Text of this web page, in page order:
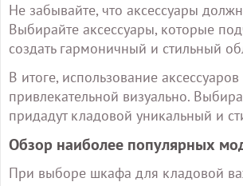
Не забывайте, что аксессуары
Выбирайте аксессуары, которые
создать гармоничный и стильный
В итоге, использование
привлекательной визуально.
придадут кладовой уникальный и
Обзор наиболее популярных
При выборе шкафа для кладовой